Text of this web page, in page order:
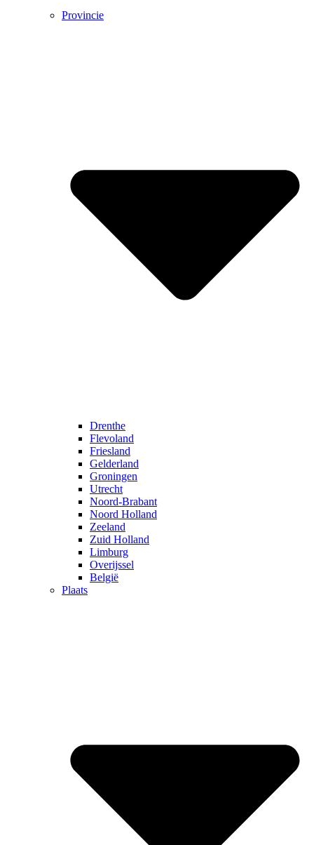
Provincie
Drenthe
Flevoland
Friesland
Gelderland
Groningen
Utrecht
Noord-Brabant
Noord Holland
Zeeland
Zuid Holland
Limburg
Overijssel
België
Plaats